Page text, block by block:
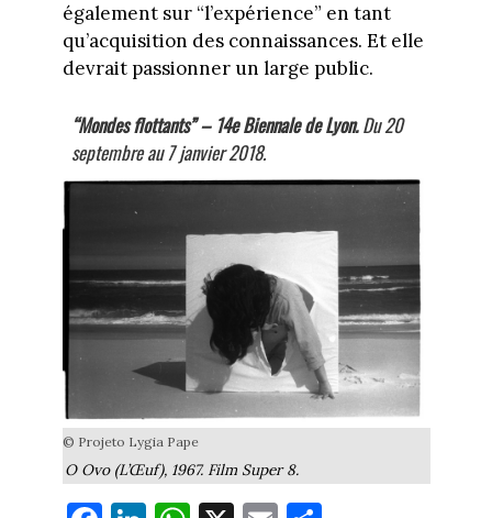
également sur “l’expérience” en tant
qu’acquisition des connaissances. Et elle
devrait passionner un large public.
“Mondes flottants” – 14e Biennale de Lyon.Du 20
septembre au 7 janvier 2018.
© Projeto Lygia Pape
O Ovo (L’Œuf), 1967. Film Super 8.